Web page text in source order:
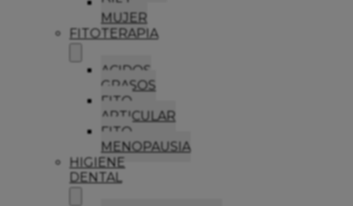
MUJER
FITOTERAPIA
ACIDOS
GRASOS
FITO
ARTICULAR
FITO
MENOPAUSIA
HIGIENE
DENTAL